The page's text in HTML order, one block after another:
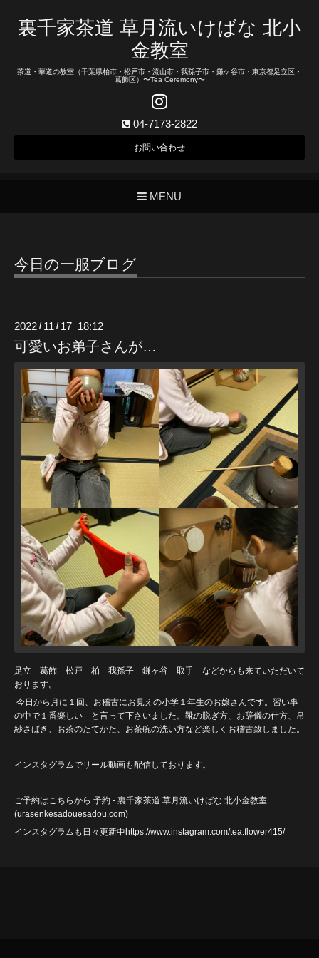
裏千家茶道 草月流いけばな 北小
金教室
茶道・華道の教室（千葉県柏市・松戸市・流山市・我孫子市・鎌ケ谷市・東京都足立区・
葛飾区）〜Tea Ceremony〜
04-7173-2822
お問い合わせ
MENU
今日の一服ブログ
2022 / 11 / 17 18:12
可愛いお弟子さんが…
足立 葛飾 松戸 柏 我孫子 鎌ヶ谷 取手 などからも来ていただいて
おります。
今日から月に１回、お稽古にお見えの小学１年生のお嬢さんです。習い事
の中で１番楽しい と言って下さいました。靴の脱ぎ方、お辞儀の仕方、帛
紗さばき、お茶のたてかた、お茶碗の洗い方など楽しくお稽古致しました。
インスタグラムでリール動画も配信しております。
ご予約はこちらから 予約 - 裏千家茶道 草月流いけばな 北小金教室
(urasenkesadouesadou .com)
インスタグラムも日々更新中https://www.instagram.com/tea.flower415/